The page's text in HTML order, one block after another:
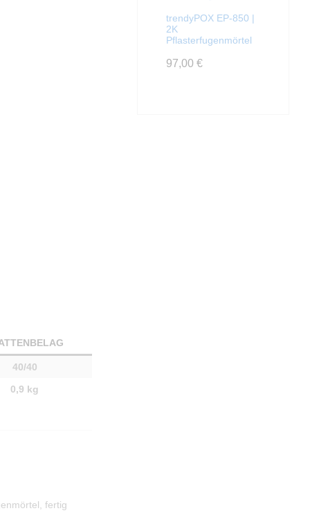
40/40
0,9 kg
fertig
trendyPOX EP-850 |
2K
Pflasterfugenmörtel
97,00€